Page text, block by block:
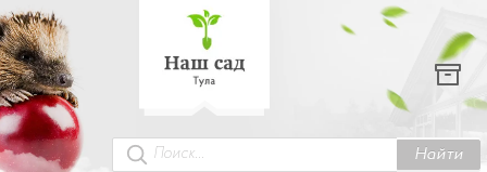
Найти
Каталог
Гортензии
Грунты